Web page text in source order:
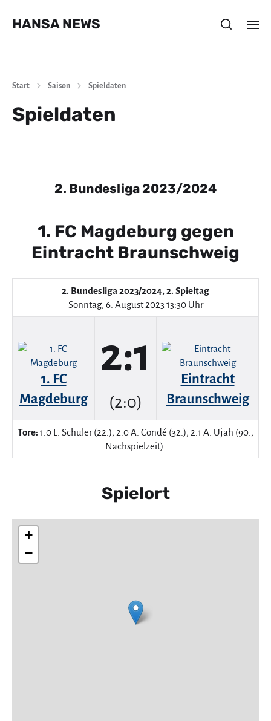
HANSA NEWS
Start Saison Spieldaten
Spieldaten
2. Bundesliga 2023/2024
1. FC Magdeburg gegen
Eintracht Braunschweig
2. Bundesliga 2023/2024, 2. Spieltag
Sonntag, 6. August 2023 13:30 Uhr
1. FC
Magdeburg
2:1
(2:0)
Eintracht
Braunschweig
Tore: 1:0 L. Schuler (22.), 2:0 A. Condé (32.), 2:1 A. Ujah (90.,
Nachspielzeit).
Spielort
+
−